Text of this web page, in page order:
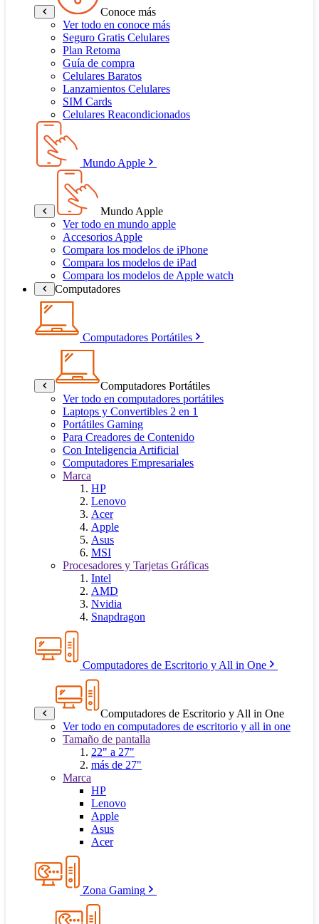
Conoce más
Ver todo en conoce más
Seguro Gratis Celulares
Plan Retoma
Guía de compra
Celulares Baratos
Lanzamientos Celulares
SIM Cards
Celulares Reacondicionados
Mundo Apple
Mundo Apple
Ver todo en mundo apple
Accesorios Apple
Compara los modelos de iPhone
Compara los modelos de iPad
Compara los modelos de Apple watch
Computadores
Computadores Portátiles
Computadores Portátiles
Ver todo en computadores portátiles
Laptops y Convertibles 2 en 1
Portátiles Gaming
Para Creadores de Contenido
Con Inteligencia Artificial
Computadores Empresariales
Marca
HP
Lenovo
Acer
Apple
Asus
MSI
Procesadores y Tarjetas Gráficas
Intel
AMD
Nvidia
Snapdragon
Computadores de Escritorio y All in One
Computadores de Escritorio y All in One
Ver todo en computadores de escritorio y all in one
Tamaño de pantalla
22" a 27"
más de 27"
Marca
HP
Lenovo
Apple
Asus
Acer
Zona Gaming